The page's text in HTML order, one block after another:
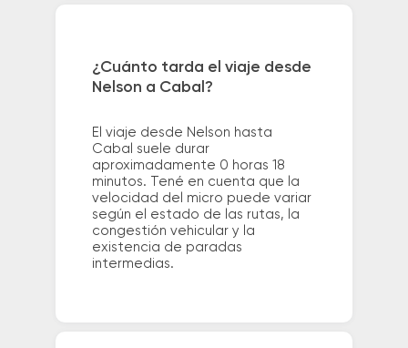
¿Cuánto tarda el viaje desde
Nelson a Cabal?
El viaje desde Nelson hasta
Cabal suele durar
aproximadamente 0 horas 18
minutos. Tené en cuenta que la
velocidad del micro puede variar
según el estado de las rutas, la
congestión vehicular y la
existencia de paradas
intermedias.